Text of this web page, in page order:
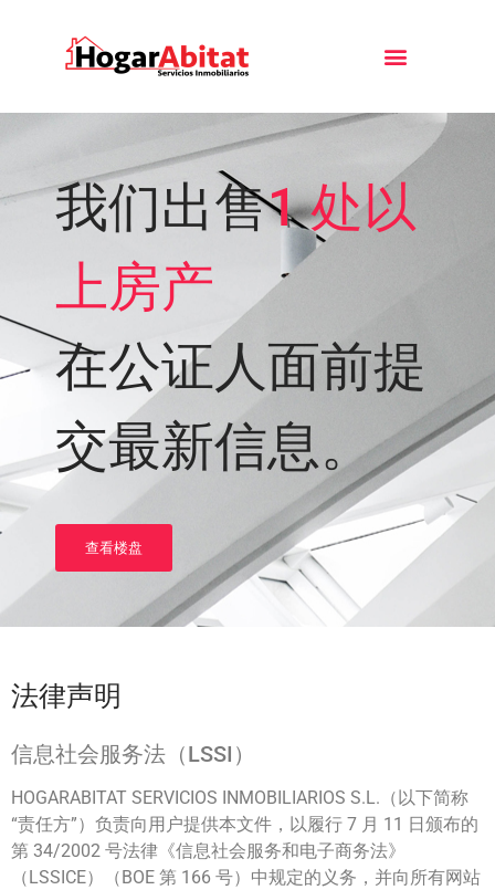
我们出售1 处以
上房产
在公证人面前提
交最新信息。
查看楼盘
法律声明
信息社会服务法（LSSI）
HOGARABITAT SERVICIOS INMOBILIARIOS S.L.（以下简称
“责任方”）负责向用户提供本文件，以履行 7 月 11 日颁布的
第 34/2002 号法律《信息社会服务和电子商务法》
（LSSICE）（BOE 第 166 号）中规定的义务，并向所有网站